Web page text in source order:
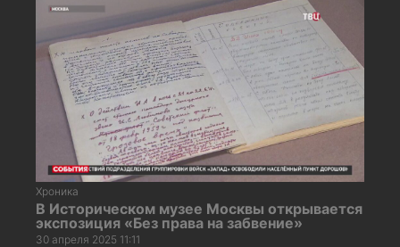
Хроника
В Историческом музее Москвы открывается
экспозиция «Без права на забвение»
30 апреля 2025 11:11